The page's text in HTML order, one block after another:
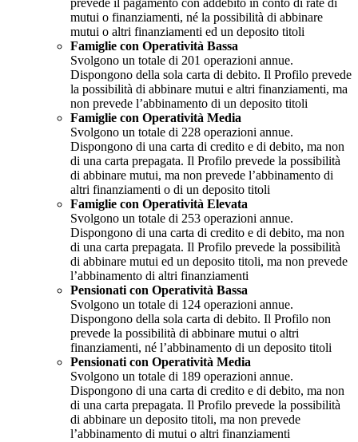
prevede il pagamento con addebito in conto di rate di
mutui o finanziamenti, né la possibilità di abbinare
mutui o altri finanziamenti ed un deposito titoli
Famiglie con Operatività Bassa
Svolgono un totale di 201 operazioni annue.
Dispongono della sola carta di debito. Il Profilo prevede
la possibilità di abbinare mutui e altri finanziamenti, ma
non prevede l’abbinamento di un deposito titoli
Famiglie con Operatività Media
Svolgono un totale di 228 operazioni annue.
Dispongono di una carta di credito e di debito, ma non
di una carta prepagata. Il Profilo prevede la possibilità
di abbinare mutui, ma non prevede l’abbinamento di
altri finanziamenti o di un deposito titoli
Famiglie con Operatività Elevata
Svolgono un totale di 253 operazioni annue.
Dispongono di una carta di credito e di debito, ma non
di una carta prepagata. Il Profilo prevede la possibilità
di abbinare mutui ed un deposito titoli, ma non prevede
l’abbinamento di altri finanziamenti
Pensionati con Operatività Bassa
Svolgono un totale di 124 operazioni annue.
Dispongono della sola carta di debito. Il Profilo non
prevede la possibilità di abbinare mutui o altri
finanziamenti, né l’abbinamento di un deposito titoli
Pensionati con Operatività Media
Svolgono un totale di 189 operazioni annue.
Dispongono di una carta di credito e di debito, ma non
di una carta prepagata. Il Profilo prevede la possibilità
di abbinare un deposito titoli, ma non prevede
l’abbinamento di mutui o altri finanziamenti